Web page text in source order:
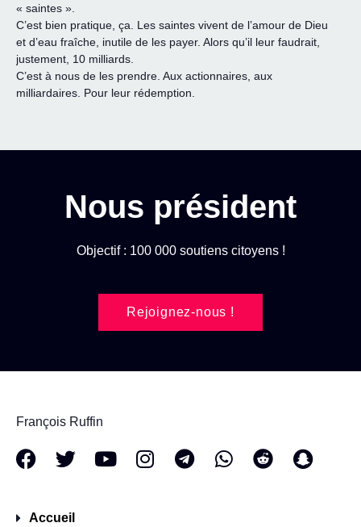
« saintes ».
C’est bien pratique, ça. Les saintes vivent de l’amour de Dieu
et d’eau fraîche, inutile de les payer. Alors qu’il leur faudrait,
justement, 10 milliards.
C’est à nous de les prendre. Aux actionnaires, aux
milliardaires. Pour leur rédemption.
Nous président
Objectif : 100 000 soutiens citoyens !
Rejoignez-nous !
François Ruffin
Accueil